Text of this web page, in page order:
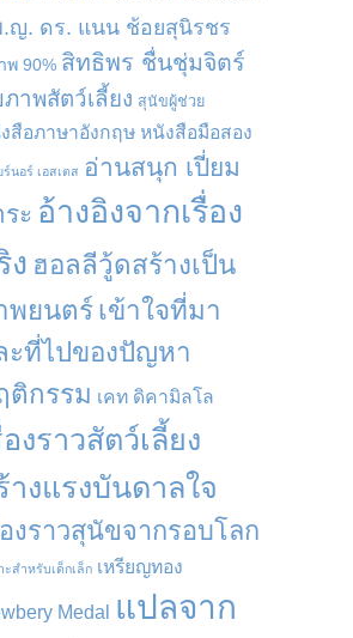
ญ. ดร. แนน ช้อยสุนิรชร
พ 90% สิทธิพร ชื่นชุ่มจิตร์
าพสัตว์เลี้ยง สุนัขผู้ช่วย
สือภาษาอังกฤษ หนังสือมือสอง
ร์นอร์ เอสเตส อ่านสนุก เปี่ยม
ะ อ้างอิงจากเรื่อง
ง ฮอลลีวู้ดสร้างเป็น
พยนตร์ เข้าใจที่มา
ะที่ไปของปัญหา
ติกรรม เคท ดิคามิลโล
องราวสัตว์เลี้ยง
างแรงบันดาลใจ
องราวสุนัขจากรอบโลก
ะสำหรับเด็กเล็ก เหรียญทอง
Medal
แปลจาก